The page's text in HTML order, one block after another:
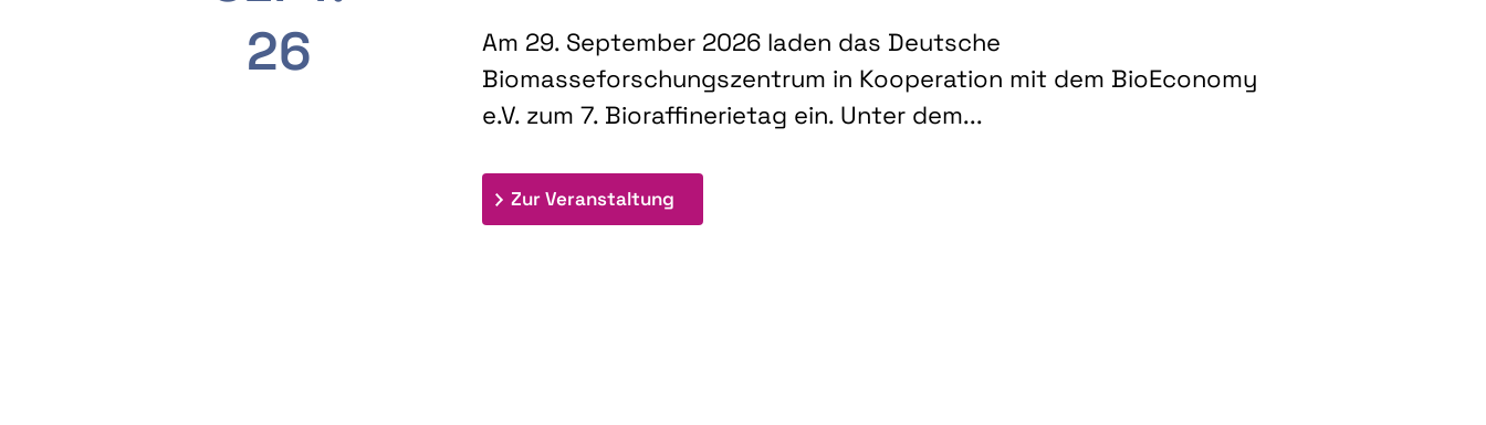
26
Am 29. September 2026 laden das Deutsche
Biomasseforschungszentrum in Kooperation mit dem BioEconomy
e.V. zum 7. Bioraffinerietag ein. Unter dem...
Zur Veranstaltung: 7. Bioraffinerietag "Schlüsseltechnologien für biobasierte Produkte und Kraftstoffe"